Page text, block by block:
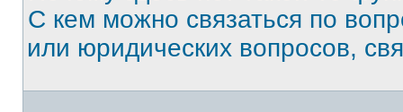
С кем можно связаться по
или юридических вопросов,